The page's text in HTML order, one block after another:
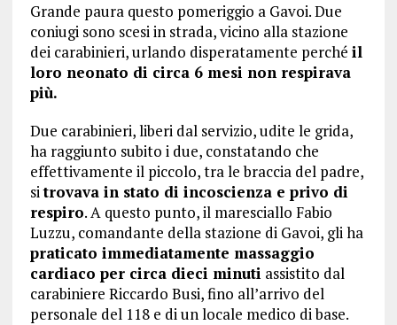
Grande paura questo pomeriggio a Gavoi. Due
coniugi sono scesi in strada, vicino alla stazione
dei carabinieri, urlando disperatamente perché il
loro neonato di circa 6 mesi non respirava
più.
Due carabinieri, liberi dal servizio, udite le grida,
ha raggiunto subito i due, constatando che
effettivamente il piccolo, tra le braccia del padre,
sitrovava in stato di incoscienza e privo di
respiro. A questo punto, il maresciallo Fabio
Luzzu, comandante della stazione di Gavoi, gli ha
praticato immediatamente massaggio
cardiaco per circa dieci minuti assistito dal
carabiniere Riccardo Busi, fino all’arrivo del
personale del 118 e di un locale medico di base.